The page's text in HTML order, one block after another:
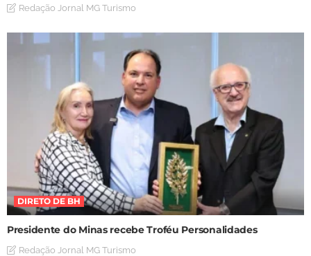
Redação Jornal MG Turismo
DIRETO DE BH
Presidente do Minas recebe Troféu Personalidades
Redação Jornal MG Turismo